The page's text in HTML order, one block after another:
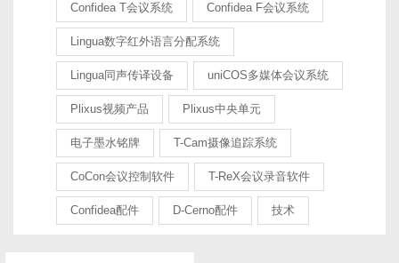
Confidea T会议系统 Confidea F会议系统
Lingua数字红外语言分配系统
Lingua同声传译设备 uniCOS多媒体会议系统
Plixus视频产品 Plixus中央单元
电子墨水铭牌 T-Cam摄像追踪系统
CoCon会议控制软件 T-ReX会议录音软件
Confidea配件 D-Cerno配件 技术